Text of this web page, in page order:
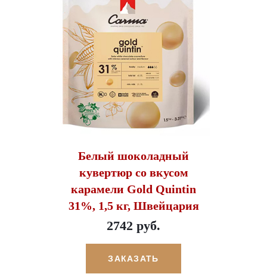
Белый шоколадный
кувертюр со вкусом
карамели Gold Quintin
31%, 1,5 кг, Швейцария
2742 руб.
ЗАКАЗАТЬ